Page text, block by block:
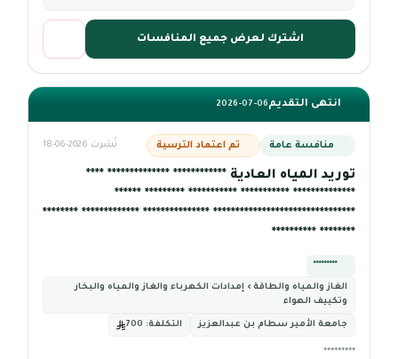
اشترك لعرض جميع المنافسات
انتهى التقديم2026-07-06
منافسة عامة تم اعتماد الترسية نُشرت 2026-06-18
توريد المياه العادية ************ ************** ****
************** *********** *********** ********* ******
******************************** *************** ************* ********
******** **********
*********
الغاز والمياه والطاقة › إمدادات الكهرباء والغاز والمياه والبخار
وتكييف الهواء
جامعة الأمير سطام بن عبدالعزيز التكلفة:
*********